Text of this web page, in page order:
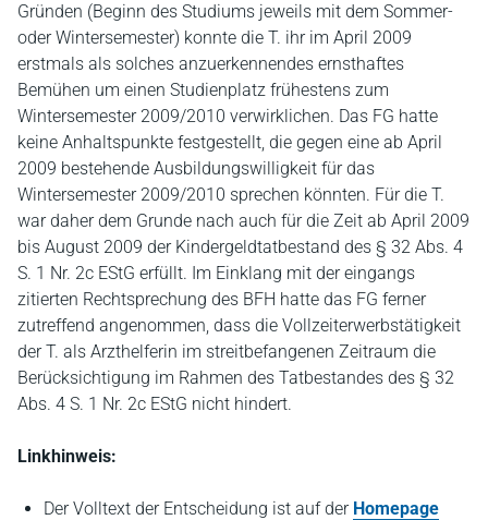
Gründen (Beginn des Studiums jeweils mit dem Sommer-
oder Wintersemester) konnte die T. ihr im April 2009
erstmals als solches anzuerkennendes ernsthaftes
Bemühen um einen Studienplatz frühestens zum
Wintersemester 2009/2010 verwirklichen. Das FG hatte
keine Anhaltspunkte festgestellt, die gegen eine ab April
2009 bestehende Ausbildungswilligkeit für das
Wintersemester 2009/2010 sprechen könnten. Für die T.
war daher dem Grunde nach auch für die Zeit ab April 2009
bis August 2009 der Kindergeldtatbestand des § 32 Abs. 4
S. 1 Nr. 2c EStG erfüllt. Im Einklang mit der eingangs
zitierten Rechtsprechung des BFH hatte das FG ferner
zutreffend angenommen, dass die Vollzeiterwerbstätigkeit
der T. als Arzthelferin im streitbefangenen Zeitraum die
Berücksichtigung im Rahmen des Tatbestandes des § 32
Abs. 4 S. 1 Nr. 2c EStG nicht hindert.
Linkhinweis:
Der Volltext der Entscheidung ist auf der Homepage